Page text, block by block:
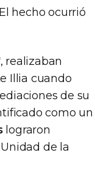
hecho ocurrió
, realizaban
Illia cuando
de su
como un
lograron
de la